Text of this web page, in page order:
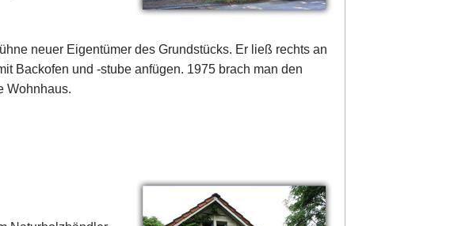
neuer Eigentümer des Grundstücks. Er ließ rechts an
Backofen und -stube anfügen. 1975 brach man den
Wohnhaus.